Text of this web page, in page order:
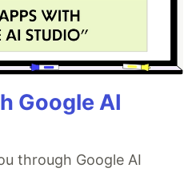
Google AI
through Google AI